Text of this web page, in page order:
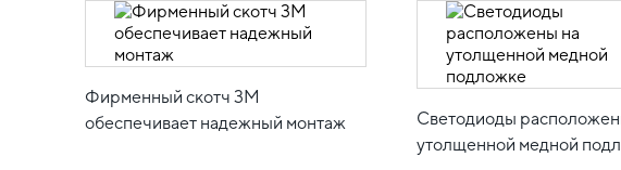
Фирменный скотч 3М
обеспечивает надежный монтаж
Светодиоды
утолщенной медной